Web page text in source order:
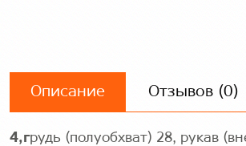
Описание Отзывов (0)
4,грудь (полуобхват) 28, рукав